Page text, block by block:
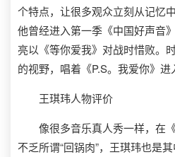
个特点，让很多观众立刻从记忆
他曾经进入第一季《中国好声音
亮以《等你爱我》对战时惜败。
的视野，唱着《P.S。我爱你》进
王琪玮人物评价
像很多音乐真人秀一样，在《
不乏所谓“回锅肉”，王琪玮也是